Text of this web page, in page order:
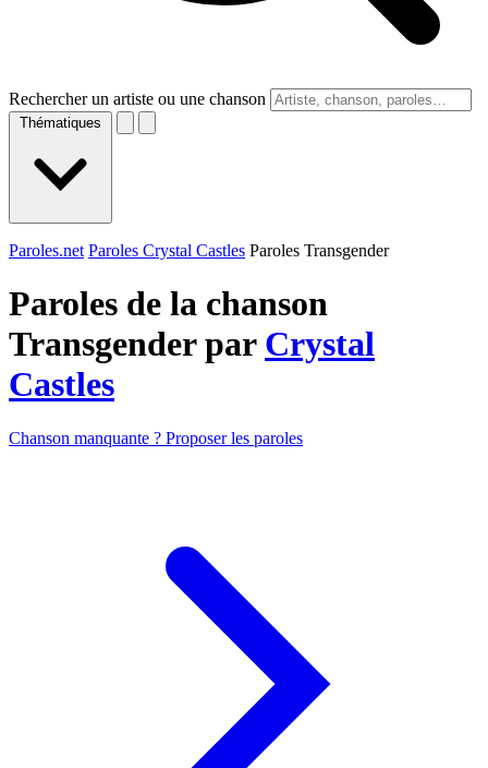
Rechercher un artiste ou une chanson
Thématiques
Paroles.net Paroles Crystal Castles Paroles Transgender
Paroles de la chanson
Transgender par Crystal
Castles
Chanson manquante ? Proposer les paroles